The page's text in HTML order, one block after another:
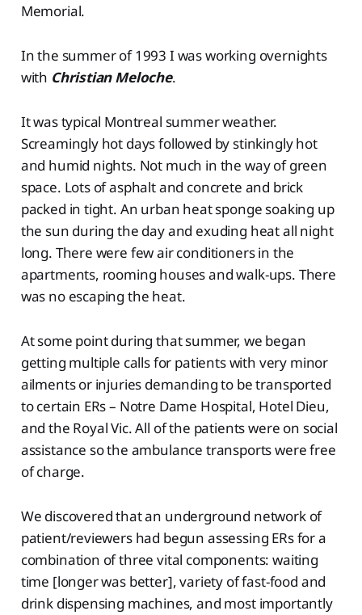
Memorial.
In the summer of 1993 I was working overnights
with Christian Meloche.
It was typical Montreal summer weather.
Screamingly hot days followed by stinkingly hot
and humid nights. Not much in the way of green
space. Lots of asphalt and concrete and brick
packed in tight. An urban heat sponge soaking up
the sun during the day and exuding heat all night
long. There were few air conditioners in the
apartments, rooming houses and walk-ups. There
was no escaping the heat.
At some point during that summer, we began
getting multiple calls for patients with very minor
ailments or injuries demanding to be transported
to certain ERs – Notre Dame Hospital, Hotel Dieu,
and the Royal Vic. All of the patients were on social
assistance so the ambulance transports were free
of charge.
We discovered that an underground network of
patient/reviewers had begun assessing ERs for a
combination of three vital components: waiting
time [longer was better], variety of fast-food and
drink dispensing machines, and most importantly